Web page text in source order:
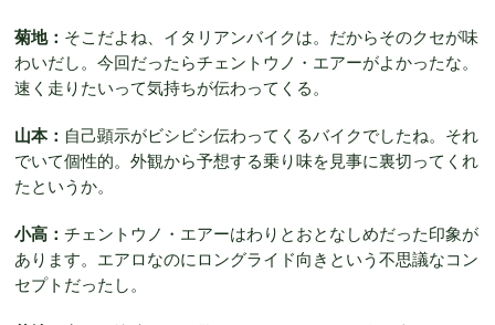
菊地： そこだよね、イタリアンバイクは。だからそのクセが味
わいだし。今回だったらチェントウノ・エアーがよかったな。
速く走りたいって気持ちが伝わってくる。
山本： 自己顕示がビシビシ伝わってくるバイクでしたね。それ
でいて個性的。外観から予想する乗り味を見事に裏切ってくれ
たというか。
小高：チェントウノ・エアーはわりとおとなしめだった印象が
あります。エアロなのにロングライド向きという不思議なコン
セプトだったし。